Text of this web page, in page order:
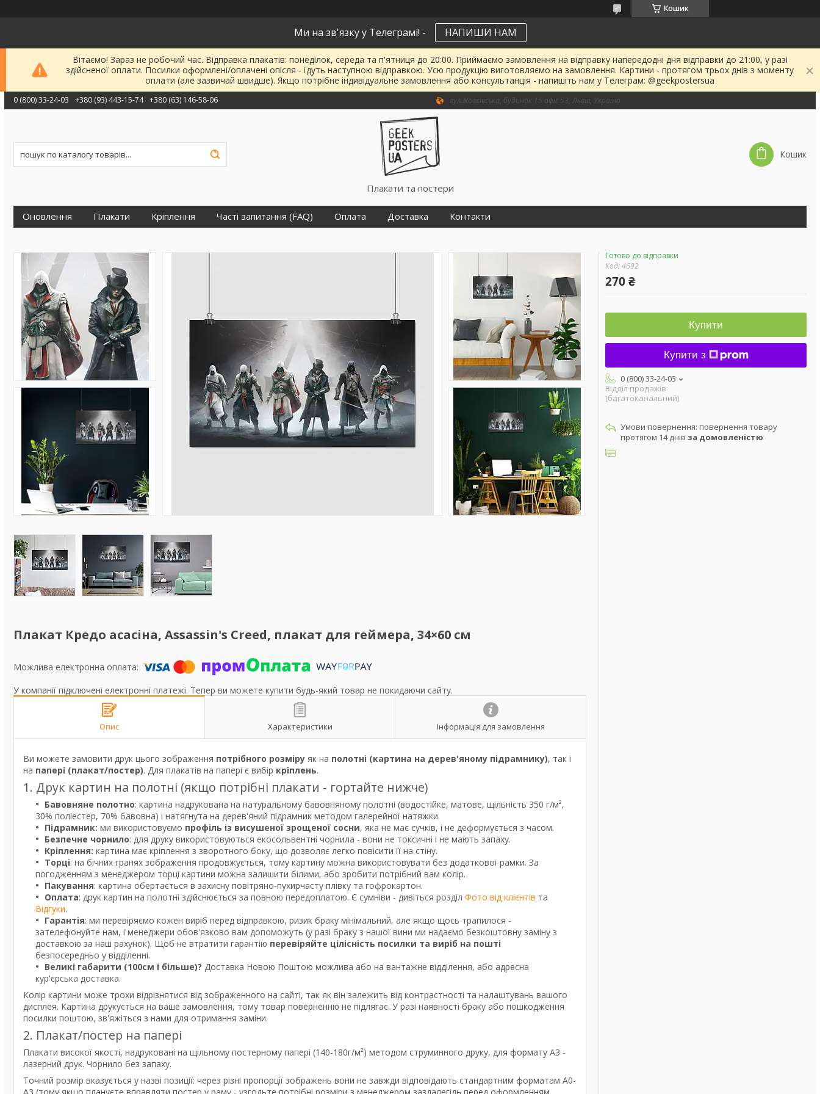
Кошик
Ми на зв'язку у Телеграмі! - НАПИШИ НАМ
Вітаємо! Зараз не робочий час. Відправка плакатів: понеділок, середа та п'ятниця до 20:00. Приймаємо замовлення на відправку напередодні дня відправки до 21:00, у разі
здійсненої оплати. Посилки оформлені/оплачені опісля - їдуть наступною відправкою. Усю продукцію виготовляємо на замовлення. Картини - протягом трьох днів з моменту
оплати (але зазвичай швидше). Якщо потрібне індивідуальне замовлення або консультанція - напишіть нам у Телеграм: @geekpostersua
0 (800) 33-24-03 +380 (93) 443-15-74 +380 (63) 146-58-06 вул.Жовківська, будинок 15 офіс 53, Львів, Україна
Плакати та постери
Кошик
Оновлення Плакати Кріплення Часті запитання (FAQ) Оплата Доставка Контакти
Плакат Кредо асасіна, Assassin's Creed, плакат для геймера, 34×60 см
У компанії підключені електронні платежі. Тепер ви можете купити будь-який товар не покидаючи сайту.
Опис Характеристики Інформація для замовлення
Ви можете замовити друк цього зображення потрібного розміру як на полотні (картина на дерев'яному підрамнику), так і
на папері (плакат/постер). Для плакатів на папері є вибір кріплень.
1. Друк картин на полотні (якщо потрібні плакати - гортайте нижче)
Бавовняне полотно: картина надрукована на натуральному бавовняному полотні (водостійке, матове, щільність 350 г/м²,
30% поліестер, 70% бавовна) і натягнута на дерев'яний підрамник методом галерейної натяжки.
Підрамник: ми використовуємо профіль із висушеної зрощеної сосни, яка не має сучків, і не деформується з часом.
Безпечне чорнило: для друку використовуються екосольвентні чорнила - вони не токсичні і не мають запаху.
Кріплення: картина має кріплення з зворотного боку, що дозволяє легко повісити її на стіну.
Торці: на бічних гранях зображення продовжується, тому картину можна використовувати без додаткової рамки. За
погодженням з менеджером торці картини можна залишити білими, або зробити потрібний вам колір.
Пакування: картина обертається в захисну повітряно-пухирчасту плівку та гофрокартон.
Оплата: друк картин на полотні здійснюється за повною передоплатою. Є сумніви - дивіться розділ Фото від клієнтів та
Відгуки.
Гарантія: ми перевіряємо кожен виріб перед відправкою, ризик браку мінімальний, але якщо щось трапилося -
зателефонуйте нам, і менеджери обов'язково вам допоможуть (у разі браку з нашої вини ми надаємо безкоштовну заміну з
доставкою за наш рахунок). Щоб не втратити гарантію перевіряйте цілісність посилки та виріб на пошті
безпосередньо у відділенні.
Великі габарити (100см і більше)? Доставка Новою Поштою можлива або на вантажне відділення, або адресна
кур'єрська доставка.
Колір картини може трохи відрізнятися від зображенного на сайті, так як він залежить від контрастності та налаштувань вашого
дисплея. Картина друкується на ваше замовлення, тому товар поверненню не підлягає. У разі наявності браку або пошкодження
посилки поштою, зв'яжіться з нами для отримання заміни.
2. Плакат/постер на папері
Плакати високої якості, надруковані на щільному постерному папері (140-180г/м²) методом струминного друку, для формату А3 -
лазерний друк. Чорнило без запаху.
Точний розмір вказується у назві позиції: через різні пропорції зображень вони не завжди відповідають стандартним форматам А0-
Готово до відправки
Код:4692
270 ₴
Купити
Купити з
0 (800) 33-24-03
Відділ продажів
(багатоканальний)
повернення товару
протягом 14 днів за домовленістю